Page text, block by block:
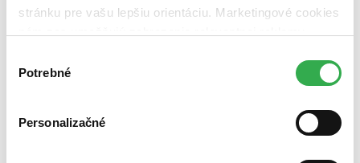
stránku pre vašu lepšiu orientáciu. Marketingové cookies
nám pomohlo, keby sme mohli používať všetky tieto
súhlasu
Potrebné
Personalizačné
Top hodnotené
Najvyššia zľava
Použité filtre
Zrušiť filtre